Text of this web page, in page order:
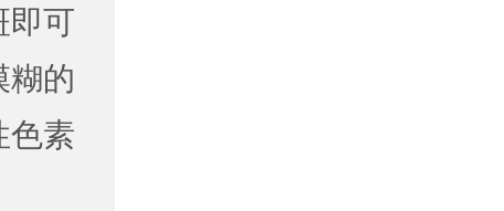
即可
糊的
色素